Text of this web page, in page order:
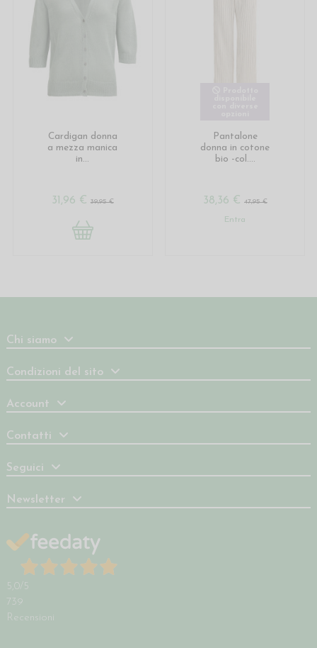
Cardigan donna
a mezza manica
in...
31,96 € 39,95 €
Pantalone
donna in cotone
bio -col....
38,36 € 47,95 €
Entra
Chi siamo
Condizioni del sito
Account
Contatti
Seguici
Newsletter
5,0 /5
739
Recensioni